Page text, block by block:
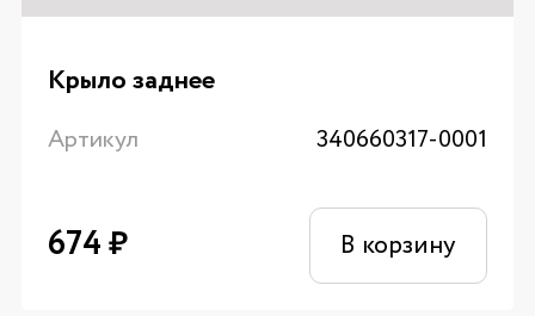
Крыло заднее
Артикул 340660317-0001
674₽ В корзину